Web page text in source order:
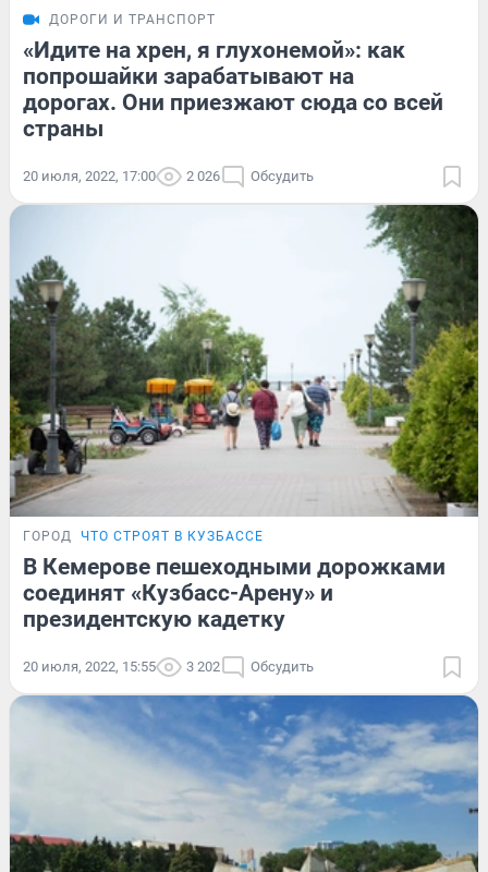
ДОРОГИ И ТРАНСПОРТ
«Идите на хрен, я глухонемой»: как
попрошайки зарабатывают на
дорогах. Они приезжают сюда со всей
страны
20 июля, 2022, 17:00 2 026 Обсудить
ГОРОД ЧТО СТРОЯТ В КУЗБАССЕ
В Кемерове пешеходными дорожками
соединят «Кузбасс-Арену» и
президентскую кадетку
20 июля, 2022, 15:55 3 202 Обсудить